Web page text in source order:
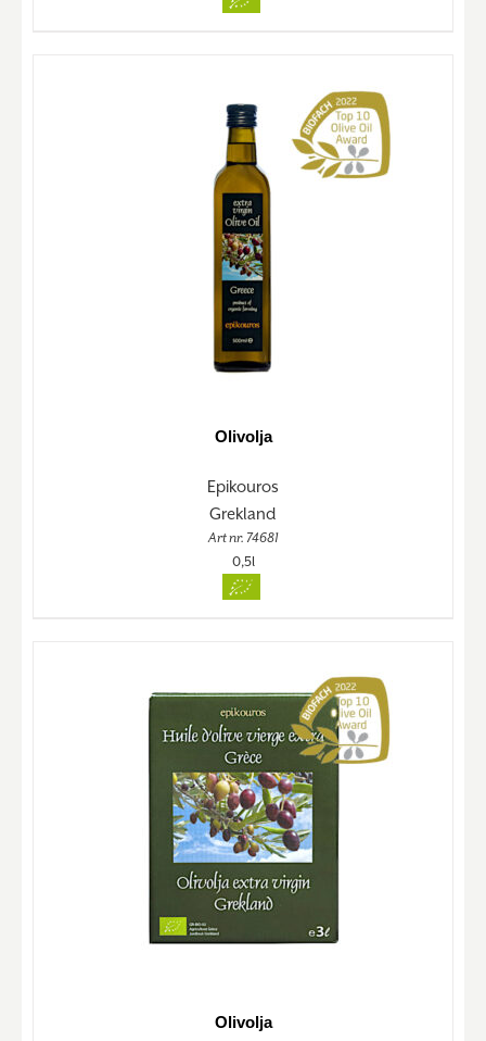
Olivolja
Epikouros
Grekland
Art nr. 74681
0,5l
Olivolja